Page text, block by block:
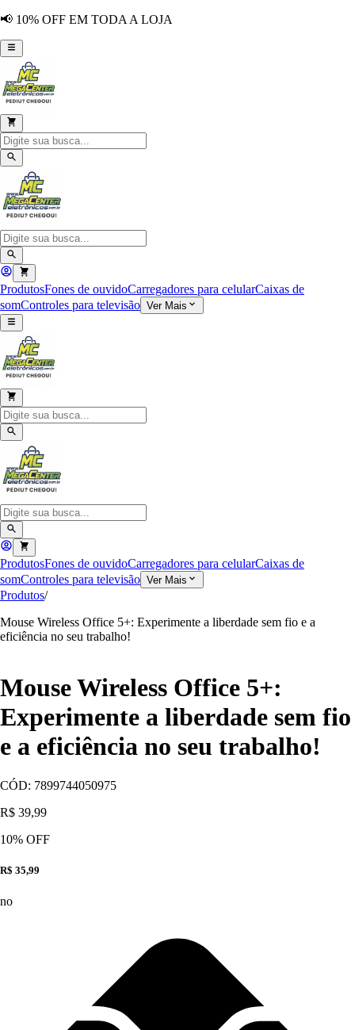
📢 10% OFF EM TODA A LOJA
ProdutosFones de ouvidoCarregadores para celularCaixas de
somControles para televisão Ver Mais
ProdutosFones de ouvidoCarregadores para celularCaixas de
somControles para televisão Ver Mais
Produtos/
Mouse Wireless Office 5+: Experimente a liberdade sem fio e a
eficiência no seu trabalho!
Mouse Wireless Office 5+:
Experimente a liberdade sem fio
e a eficiência no seu trabalho!
CÓD: 7899744050975
R$ 39,99
10% OFF
R$ 35,99
no